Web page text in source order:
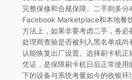
完整保修和合规保障。二手则多分
Facebook Marketplace和本地餐
方法上，如果非要考虑二手，务必
处理商查验是否被列入黑名单或尚
认能恢复出厂设置。选择刷卡机正
凭证，是保障刷卡机日后正常使用
下的设备与系统考量如今的收银